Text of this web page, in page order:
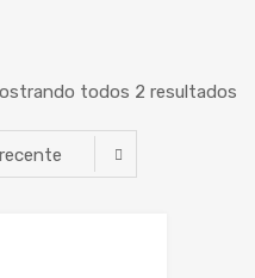
todos 2 resultados